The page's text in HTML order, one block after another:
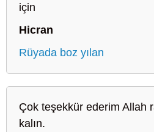
için
Hicran
Rüyada boz yılan
Çok teşekkür ederim Allah
kalın.